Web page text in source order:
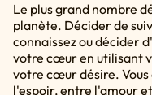
Le plus grand nombre
planète. Décider de
connaissez ou décider
votre cœur en utilisant
votre cœur désire. Vous
l'espoir, entre l'amour